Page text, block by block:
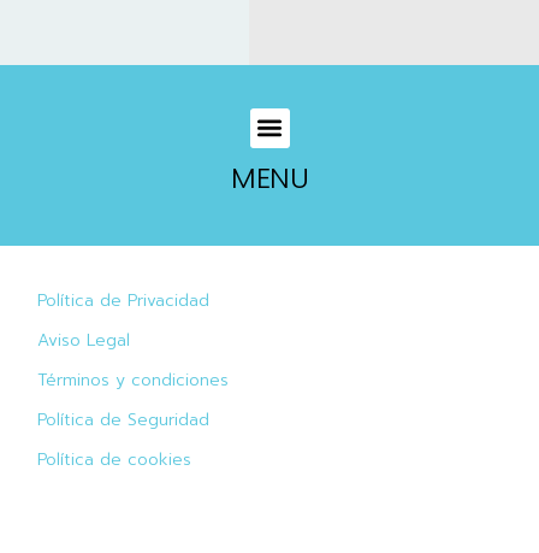
MENU
Política de Privacidad
Aviso Legal
Términos y condiciones
Política de Seguridad
Política de cookies